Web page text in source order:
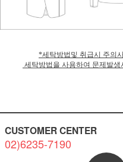
*세탁방법및 취급시 주의
세탁방법을 사용하여 문제발
CUSTOMER CENTER
02)6235-7190